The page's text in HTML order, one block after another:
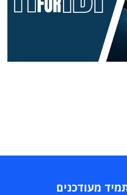
מעודכנים